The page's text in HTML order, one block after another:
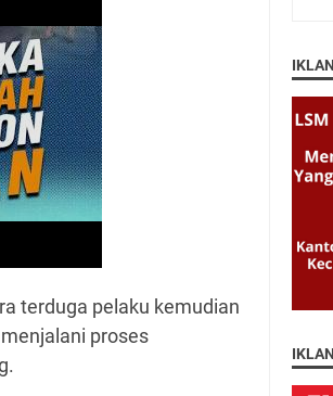
terduga pelaku kemudian
proses